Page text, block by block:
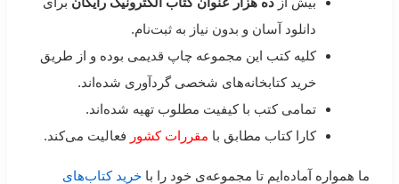
دانلود آسان و بدون نیاز به ثبت‌نام.
کلیه کتب این مجموعه چاپ قدیمی بوده و از طریق
خرید کتابخانه‌های شخصی گردآوری شده‌اند.
تمامی کتب با کیفیت مطلوب تهیه شده‌اند.
کارا کتاب مطابق با مقررات کشور فعالیت می‌کند.
ما همواره آماده‌ایم تا مجموعه‌ی خود را با خرید کتاب‌های